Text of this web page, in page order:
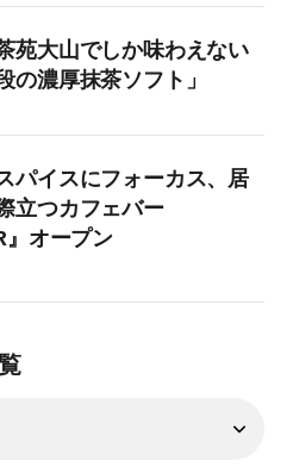
苑大山でしか味わえない
の濃厚抹茶ソフト」
パイスにフォーカス、居
立つカフェバー
』オープン